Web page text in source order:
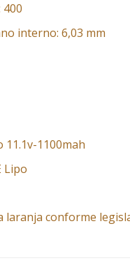
400
interno: 6,03 mm
11.1v-1100mah
Lipo
laranja conforme